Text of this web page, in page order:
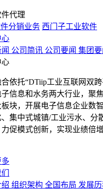
代理
分销业务 西门子工业软件
心
公司简讯 公司要闻 集团要
心
合依托“DTiip工业互联网双跨
信息和水务两大行业，聚
板块，开展电子信息企业数
集中式城镇/工业污水、分
力促模式创新，实现业绩倍
组织架构 全国布局 发展